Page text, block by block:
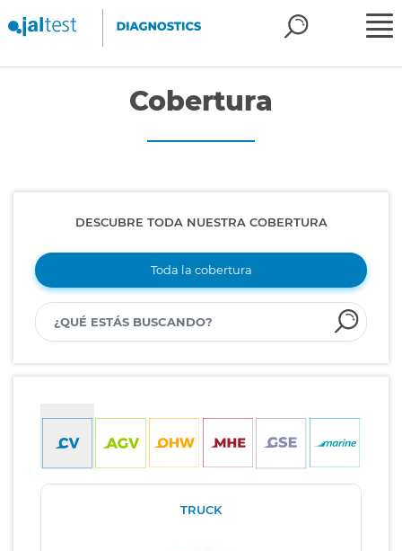
Cobertura
DESCUBRE TODA NUESTRA COBERTURA
Toda la cobertura
TRUCK